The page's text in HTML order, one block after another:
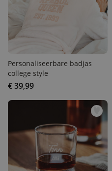
Personaliseerbare badjas
college style
€ 39,99